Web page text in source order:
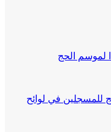
لموسم الحج
للمسجلين في لوائح